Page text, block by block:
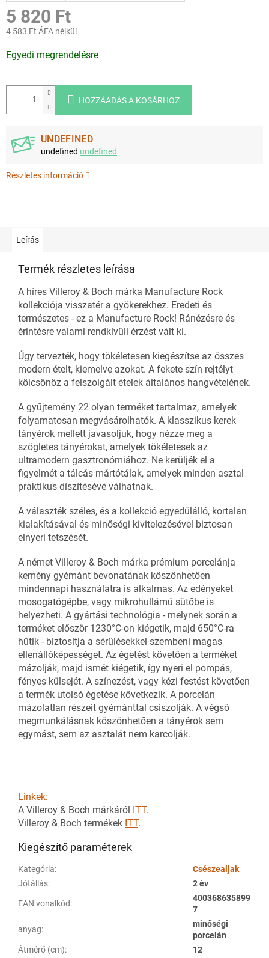
5 820 Ft
4 583 Ft ÁFA nélkül
Egyedi megrendelésre
HOZZÁADÁS A KOSÁRHOZ
UNDEFINED
undefined undefined
Részletes információ
Leírás
Termék részletes leírása
A híres Villeroy & Boch márka Manufacture Rock
kollekciója visszatér a gyökerekhez. Eredeti és
természetes - ez a Manufacture Rock! Ránézésre és
érintésre valami rendkívüli érzést vált ki.
Úgy tervezték, hogy tökéletesen kiegészítse az összes
modern ételt, kiemelve azokat. A fekete szín rejtélyt
kölcsönöz a felszolgált ételek általános hangvételének.
A gyűjtemény 22 olyan terméket tartalmaz, amelyek
folyamatosan megvásárolhatók. A klasszikus kerek
tányérok mellett javasoljuk, hogy nézze meg a
szögletes tányérokat, amelyek tökéletesek az
ultramodern gasztronómiához. Ne kerüljék el a
figyelmét a tálcás mártótálak, amelyek minden asztal
praktikus díszítésévé válhatnak.
A választék széles, és a kollekció egyedülálló, kortalan
kialakításával és minőségi kivitelezésével biztosan
elnyeri tetszését.
A német Villeroy & Boch márka prémium porcelánja
kemény gyémánt bevonatának köszönhetően
mindennapi használatra is alkalmas. Az edényeket
mosogatógépbe, vagy mikrohullámú sütőbe is
helyezheti. A gyártási technológia - melynek során a
terméket először 1230°C-on kiégetik, majd 650°C-ra
hűtik - biztosítja a sérülésekkel szembeni magas
ellenállóképességet. Az égetést követően a terméket
mázolják, majd ismét kiégetik, így nyeri el pompás,
fényes külsejét. A színezést, vagy kézi festést követően
a termék utolsó égetése következik. A porcelán
mázolatlan részeit gyémánttal csiszolják. A végső
megmunkálásnak köszönhetően a tányérok sem
egymást, sem az asztalát nem karcolják.
Linkek:
A Villeroy & Boch márkáról ITT.
Villeroy & Boch termékek ITT.
Kiegészítő paraméterek
Kategória:
Csészealjak
Jótállás: 2 év
EAN vonalkód:
400368635899
7
anyag:
minőségi
porcelán
Átmérő (cm): 12